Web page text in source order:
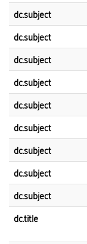
dc.subject
dc.subject
dc.subject
dc.subject
dc.subject
dc.subject
dc.subject
dc.subject
dc.subject
dc.title